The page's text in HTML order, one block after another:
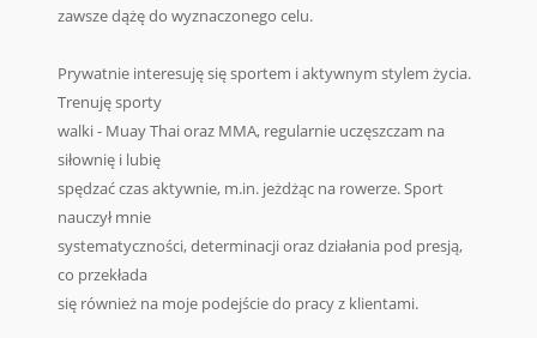
zawsze dążę do wyznaczonego celu.
Prywatnie interesuję się sportem i aktywnym stylem życia.
Trenuję sporty
walki - Muay Thai oraz MMA, regularnie uczęszczam na
siłownię i lubię
spędzać czas aktywnie, m.in. jeżdżąc na rowerze. Sport
nauczył mnie
systematyczności, determinacji oraz działania pod presją,
co przekłada
się również na moje podejście do pracy z klientami.